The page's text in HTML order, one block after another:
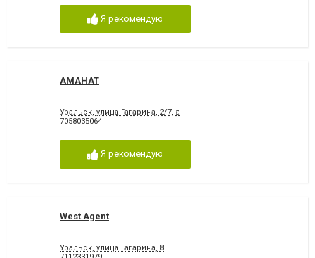
Я рекомендую
АМАНАТ
Уральск, улица Гагарина, 2/7, а
7058035064
Я рекомендую
West Agent
Уральск, улица Гагарина, 8